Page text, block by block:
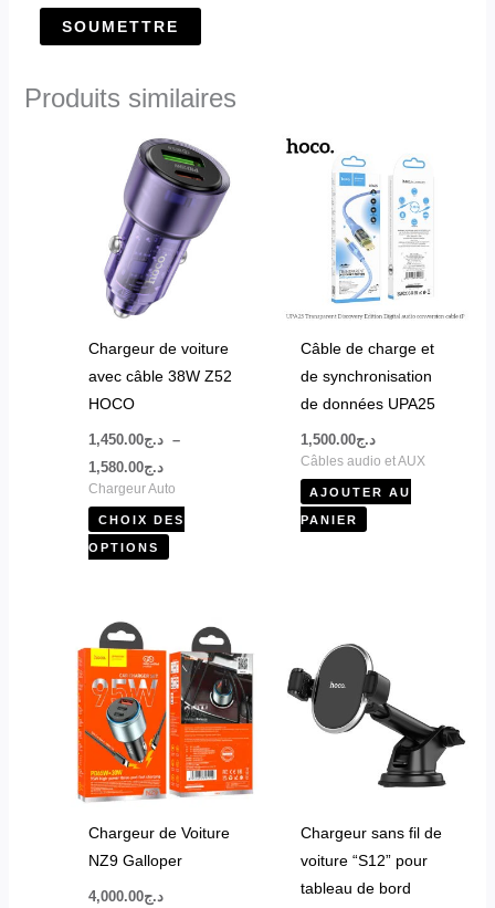
Produits similaires
Chargeur de voiture
avec câble 38W Z52
HOCO
د.ج1,450.00
–
د.ج1,580.00
Plage
de
prix :
د.ج1,450.00
à
Chargeur Auto
CHOIX DES
OPTIONS
Ce
produit
a
plusieurs
variations.
Les
peuvent
être
du
produit
Câble de charge et
de synchronisation
de données UPA25
د.ج1,500.00
Câbles audio et AUX
AJOUTER AU
PANIER
Chargeur de Voiture
NZ9 Galloper
د.ج4,000.00
produit
a
plusieurs
variations.
Les
options
Chargeur sans fil de
voiture “S12” pour
tableau de bord